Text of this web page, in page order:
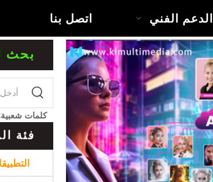
الدعم الفني اتصل بنا
بحث
كلمات شعبية:
فئة